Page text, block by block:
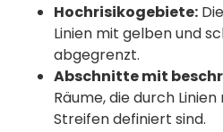
Hochrisikogebiete:
Linien mit gelben und
abgegrenzt.
Abschnitte mit
Räume, die durch
Streifen definiert sind.